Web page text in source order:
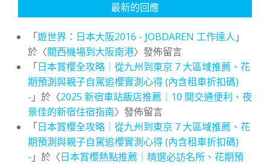
最新的回應
「遊世界：日本大阪2016 - JOBDAREN 工作達人 」
於〈關西機場到大阪南港〉發佈留言
「日本賞櫻全攻略｜從九州到東京 7 大區域推薦、花
期預測與親子自駕追櫻實測心得 (內含租車折扣碼)
- 」於〈2025 新宿車站飯店推薦｜10 間交通便利、夜
景佳的新宿住宿指南〉發佈留言
「日本賞櫻全攻略｜從九州到東京 7 大區域推薦、花
期預測與親子自駕追櫻實測心得 (內含租車折扣碼)
- 」於〈日本賞櫻熱點推薦｜精選必訪名所、花期預